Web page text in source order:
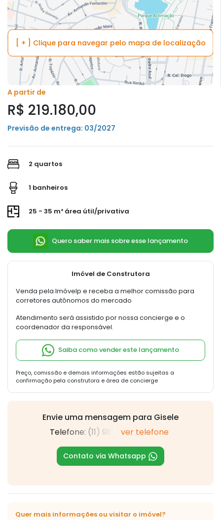
[ + ] Clique para navegar pelo mapa de localização
A partir de
R$ 219.180,00
Previsão de entrega: 03/2027
2 quartos
1 banheiros
25 - 35 m² área útil/privativa
Quero saber mais sobre esse lançamento
Imóvel de Construtora
Venda pela Imóvelp e receba a melhor comissão para
corretores autônomos do mercado
Atendimento será assistido por nossa concierge e o
coordenador da responsável.
Saiba como vender este lançamento
Preço, comissão e demais informações estão sujeitas a
confirmação pela construtora e área de concierge
Envie uma mensagem para Gisele
Telefone: (11) 989
ver telefone
Contato via Whatsapp
Quer mais informações ou visitar o imóvel?